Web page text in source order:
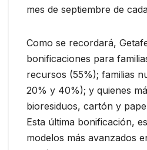
mes de septiembre de
Como se recordará,
bonificaciones para
recursos (55%); familias
20% y 40%); y quienes
bioresiduos, cartón y
Esta última bonificación,
modelos más avanzados